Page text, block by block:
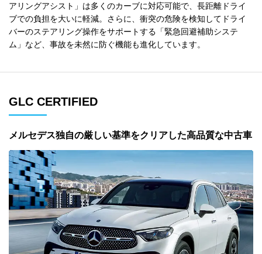
アリングアシスト」は多くのカーブに対応可能で、長距離ドライ
ブでの負担を大いに軽減。さらに、衝突の危険を検知してドライ
バーのステアリング操作をサポートする「緊急回避補助システ
ム」など、事故を未然に防ぐ機能も進化しています。
GLC CERTIFIED
メルセデス独自の厳しい基準をクリアした高品質な中古車